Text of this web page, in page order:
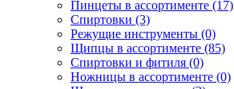
Пинцеты в ассортименте (17)
Спиртовки (3)
Режущие инструменты (0)
Щипцы в ассортименте (85)
Спиртовки и фитиля (0)
Ножницы в ассортименте (0)